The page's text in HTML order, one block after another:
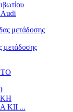
Audi
μετάδοσης
...